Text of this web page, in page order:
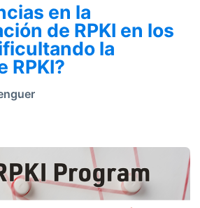
en la
de RPKI en los
la
RPKI?